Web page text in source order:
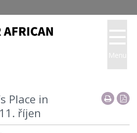
Place in
říjen
Menu